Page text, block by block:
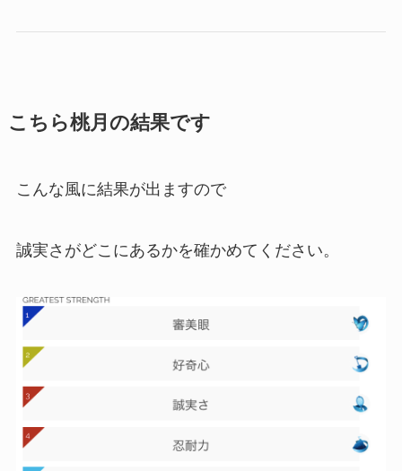
こちら桃月の結果です
こんな風に結果が出ますので
誠実さがどこにあるかを確かめてください。